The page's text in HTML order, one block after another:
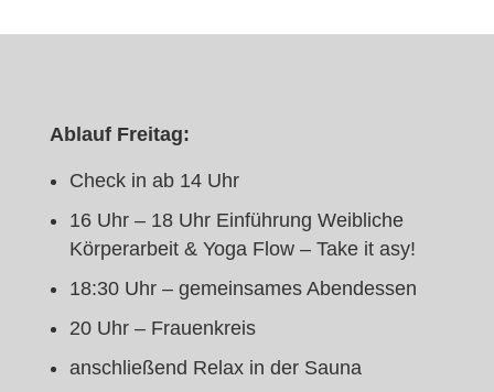
Ablauf Freitag:
Check in ab 14 Uhr
16 Uhr – 18 Uhr Einführung Weibliche
Körperarbeit & Yoga Flow – Take it asy!
18:30 Uhr – gemeinsames Abendessen
20 Uhr – Frauenkreis
anschließend Relax in der Sauna